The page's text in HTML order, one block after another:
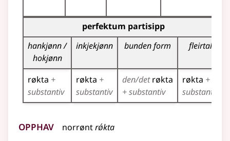
Bøyningstabell for dette verbet (partisippformer)
perfektum partisipp
hankjønn /
hokjønn
inkjekjønn bunden form fleirtal
røkta +
substantiv
røkta +
substantiv
den/detrøkta
+ substantiv
røkta +
substantiv
Opphav norrøntrǿkta